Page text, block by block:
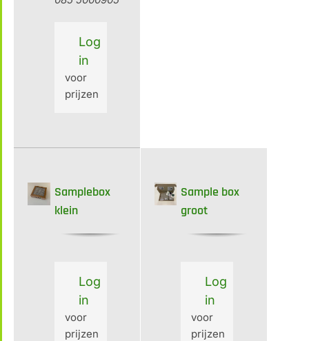
Log
in
voor
prijzen
Samplebox
klein
Log
in
voor
prijzen
Sample box
groot
Log
in
voor
prijzen